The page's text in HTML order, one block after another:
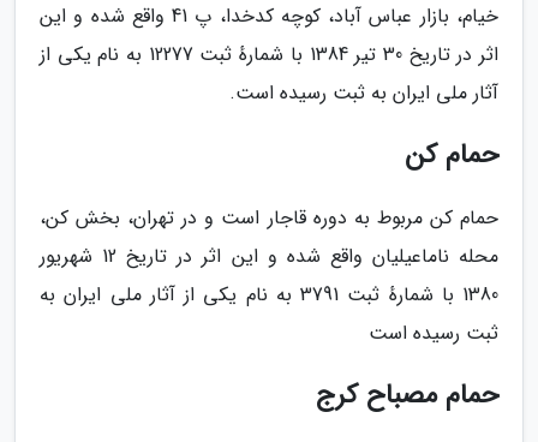
خیام، بازار عباس آباد، کوچه کدخدا، پ 41 واقع شده و این
اثر در تاریخ 30 تیر 1384 با شمارهٔ ثبت 12277 به نام یکی از
آثار ملی ایران به ثبت رسیده است.
حمام کن
حمام کن مربوط به دوره قاجار است و در تهران، بخش کن،
محله ناماعیلیان واقع شده و این اثر در تاریخ 12 شهریور
1380 با شمارهٔ ثبت 3791 به نام یکی از آثار ملی ایران به
ثبت رسیده است
حمام مصباح کرج